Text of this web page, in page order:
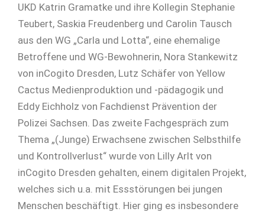
UKD Katrin Gramatke und ihre Kollegin Stephanie
Teubert, Saskia Freudenberg und Carolin Tausch
aus den WG „Carla und Lotta“, eine ehemalige
Betroffene und WG-Bewohnerin, Nora Stankewitz
von inCogito Dresden, Lutz Schäfer von Yellow
Cactus Medienproduktion und -pädagogik und
Eddy Eichholz von Fachdienst Prävention der
Polizei Sachsen. Das zweite Fachgespräch zum
Thema „(Junge) Erwachsene zwischen Selbsthilfe
und Kontrollverlust“ wurde von Lilly Arlt von
inCogito Dresden gehalten, einem digitalen Projekt,
welches sich u.a. mit Essstörungen bei jungen
Menschen beschäftigt. Hier ging es insbesondere